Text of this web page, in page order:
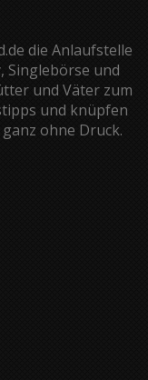
die Anlaufstelle
Singlebörse und
und Väter zum
und knüpfen
ohne Druck.